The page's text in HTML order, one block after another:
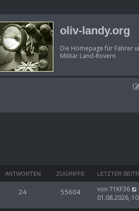
oliv-landy.org
Die Homepage für Fahrer
Militär Land-Rovern
ANTWORTEN ZUGRIFFE LETZTER
24 55604 von 71KF36
01.08.2026,